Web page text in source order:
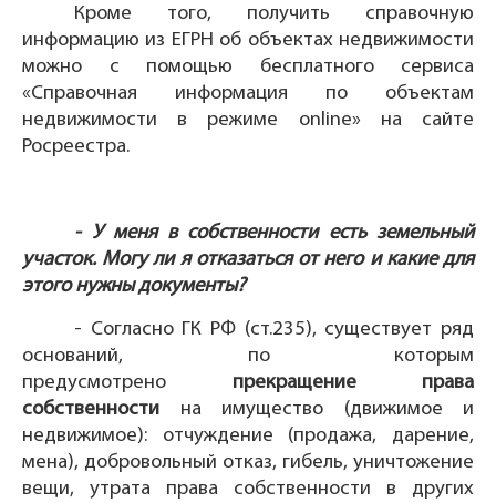
Кроме того, получить справочную
информацию из ЕГРН об объектах недвижимости
можно с помощью бесплатного сервиса
«Справочная информация по объектам
недвижимости в режиме online» на сайте
Росреестра.
- У меня в собственности есть земельный
участок. Могу ли я отказаться от него и какие для
этого нужны документы?
- Согласно ГК РФ (ст.235), существует ряд
оснований, по которым
предусмотрено прекращение права
собственности на имущество (движимое и
недвижимое): отчуждение (продажа, дарение,
мена), добровольный отказ, гибель, уничтожение
вещи, утрата права собственности в других